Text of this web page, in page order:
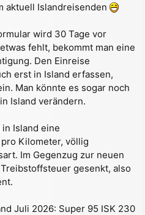
aktuell Islandreisenden
wird 30 Tage vor
fehlt, bekommt man eine
Den Einreise
erst in Island erfassen,
Man könnte es sogar noch
Island verändern.
Island eine
Kilometer, völlig
Im Gegenzug zur neuen
gesenkt, also
Juli 2026: Super 95 ISK 230